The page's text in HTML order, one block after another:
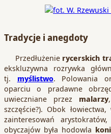
Tradycje i anegdoty
Przedłużenie rycerskich
ekskluzywna rozrywka
tj. myślistwo. Polowania
oparciu o pradawne
uwieczniane przez malarzy
szczęście?). Obok
zainteresowań
obyczajów była hodowla koni